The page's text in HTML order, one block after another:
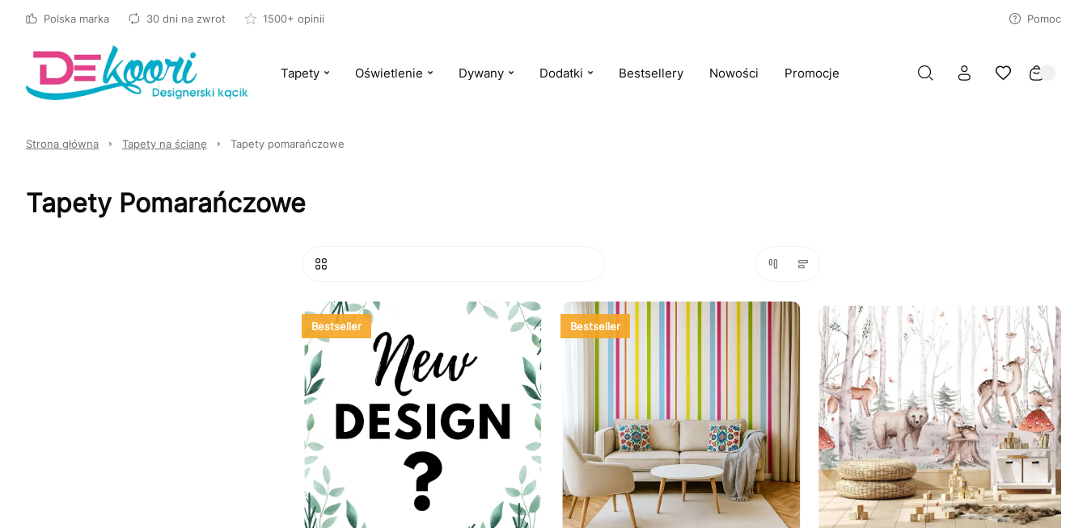
Polska marka 30 dni na zwrot 1500+ opinii Pomoc
Tapety Oświetlenie Dywany Dodatki Bestsellery Nowości Promocje
Strona główna Tapety na ścianę Tapety pomarańczowe
Tapety Pomarańczowe
Bestseller Bestseller